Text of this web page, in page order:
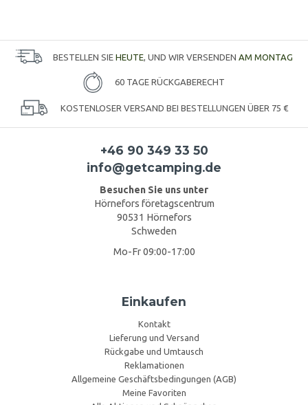
BESTELLEN SIE HEUTE , UND WIR VERSENDEN AM MONTAG
60 TAGE RÜCKGABERECHT
KOSTENLOSER VERSAND BEI BESTELLUNGEN ÜBER 75 €
+46 90 349 33 50
info@getcamping.de
Besuchen Sie uns unter
Hörnefors företagscentrum
90531 Hörnefors
Schweden
Mo-Fr 09:00-17:00
Einkaufen
Kontakt
Lieferung und Versand
Rückgabe und Umtausch
Reklamationen
Allgemeine Geschäftsbedingungen (AGB)
Meine Favoriten